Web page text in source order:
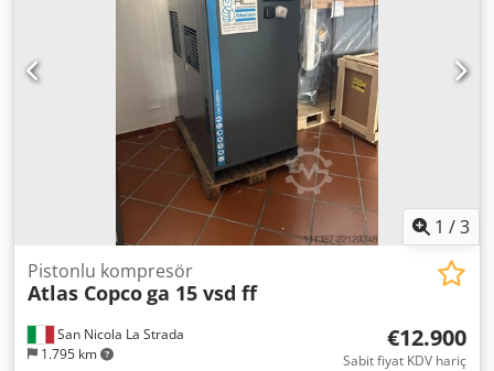
1 /3
San Nicola La Strada
1.795 km
Pistonlu kompresör
Atlas Copcoga 15 vsd ff
€12.900
Sabit fiyat KDV hariç